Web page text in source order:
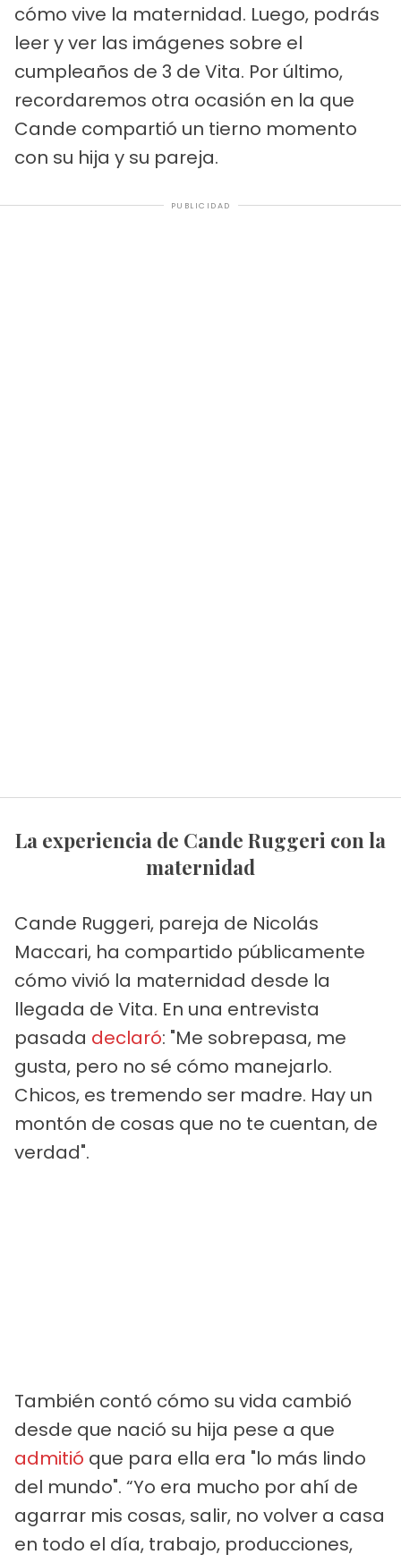
cómo vive la maternidad. Luego, podrás
leer y ver las imágenes sobre el
cumpleaños de 3 de Vita. Por último,
recordaremos otra ocasión en la que
Cande compartió un tierno momento
con su hija y su pareja.
PUBLICIDAD
La experiencia de Cande Ruggeri con la
maternidad
Cande Ruggeri, pareja de Nicolás
Maccari, ha compartido públicamente
cómo vivió la maternidad desde la
llegada de Vita. En una entrevista
pasada declaró: "Me sobrepasa, me
gusta, pero no sé cómo manejarlo.
Chicos, es tremendo ser madre. Hay un
montón de cosas que no te cuentan, de
verdad".
También contó cómo su vida cambió
desde que nació su hija pese a que
admitió que para ella era "lo más lindo
del mundo". “Yo era mucho por ahí de
agarrar mis cosas, salir, no volver a casa
en todo el día, trabajo, producciones,